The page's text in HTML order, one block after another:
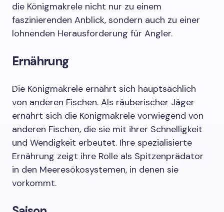
die Königmakrele nicht nur zu einem
faszinierenden Anblick, sondern auch zu einer
lohnenden Herausforderung für Angler.
Ernährung
Die Königmakrele ernährt sich hauptsächlich
von anderen Fischen. Als räuberischer Jäger
ernährt sich die Königmakrele vorwiegend von
anderen Fischen, die sie mit ihrer Schnelligkeit
und Wendigkeit erbeutet. Ihre spezialisierte
Ernährung zeigt ihre Rolle als Spitzenprädator
in den Meeresökosystemen, in denen sie
vorkommt.